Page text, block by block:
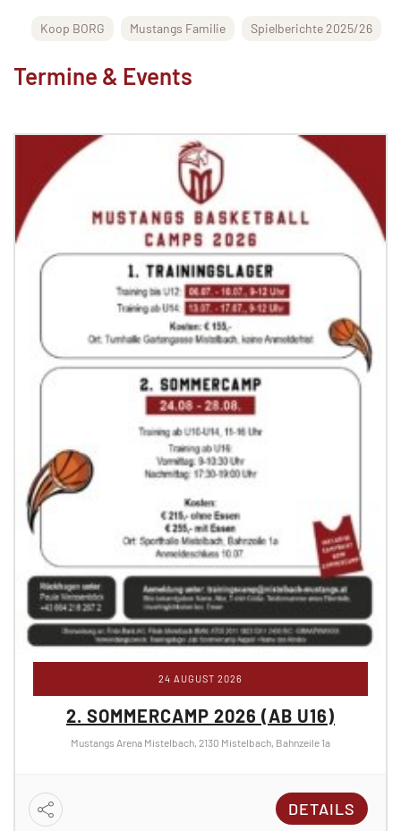
Koop BORG Mustangs Familie Spielberichte 2025/26
Termine & Events
24 AUGUST 2026
2. SOMMERCAMP 2026 (AB U16)
Mustangs Arena Mistelbach, 2130 Mistelbach, Bahnzeile 1a
DETAILS